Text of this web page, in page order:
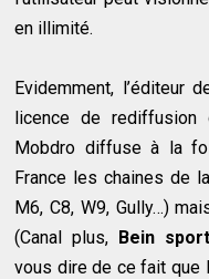
en illimité.
Evidemment, l’éditeur
licence de rediffusion
Mobdro diffuse à la
France les chaines de
M6, C8, W9, Gully…)
(Canal plus, Bein
vous dire de ce fait que